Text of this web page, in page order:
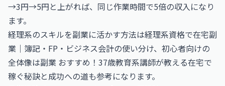
→3円→5円と上がれば、同じ作業時間で5倍の収入になり
ます。
経理系のスキルを副業に活かす方法は経理系資格で在宅副
業｜簿記・FP・ビジネス会計の使い分け、初心者向けの
全体像は副業 おすすめ！37歳教育系講師が教える在宅で
稼ぐ秘訣と成功への道も参考になります。